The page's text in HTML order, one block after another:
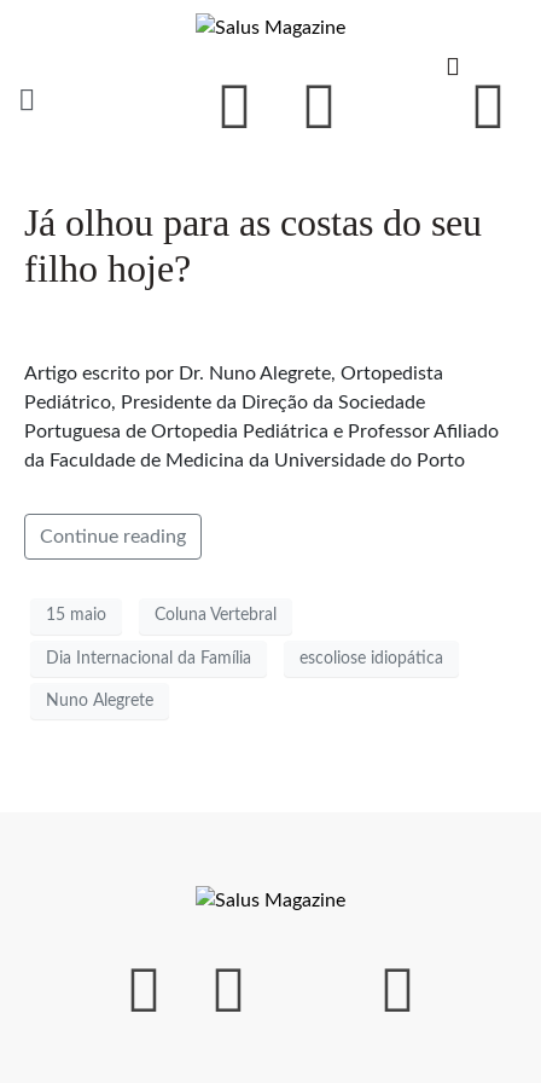
Já olhou para as costas do seu
filho hoje?
Artigo escrito por Dr. Nuno Alegrete, Ortopedista
Pediátrico, Presidente da Direção da Sociedade
Portuguesa de Ortopedia Pediátrica e Professor Afiliado
da Faculdade de Medicina da Universidade do Porto
Continue reading
15 maio Coluna Vertebral
Dia Internacional da Família escoliose idiopática
Nuno Alegrete